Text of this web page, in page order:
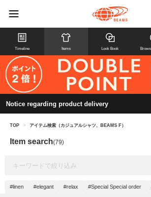
Timeline Items Look Book
Notice regarding product delivery
TOP > アイテム検索（カジュアルシャツ、BEAMS F）
Item search(79)
#linen #elegant #relax #Special Special order